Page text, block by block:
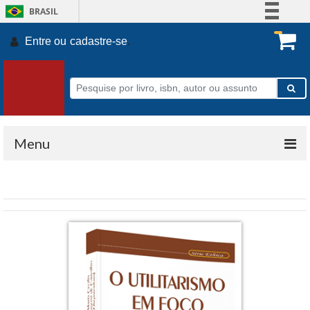
BRASIL
Participe
Acesso à informação
Legislação
Entre ou cadastre-se.
Menu